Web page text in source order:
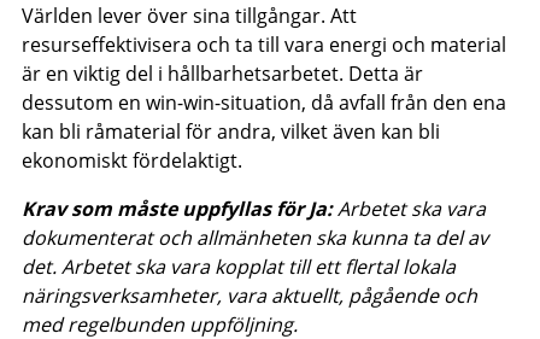
Världen lever över sina tillgångar. Att
resurseffektivisera och ta till vara energi och material
är en viktig del i hållbarhetsarbetet. Detta är
dessutom en win-win-situation, då avfall från den ena
kan bli råmaterial för andra, vilket även kan bli
ekonomiskt fördelaktigt.
Krav som måste uppfyllas för Ja:Arbetet ska vara
dokumenterat och allmänheten ska kunna ta del av
det. Arbetet ska vara kopplat till ett flertal lokala
näringsverksamheter, vara aktuellt, pågående och
med regelbunden uppföljning.